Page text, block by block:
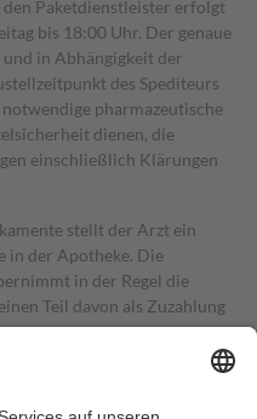
den Paketdienstleister erfolgt
bis 18:00 Uhr. Der genaue
in Abhängigkeit der
des Spediteurs
pharmazeutische
dienen, die
einschließlich Klärungen
stellt der Arzt ein
in der Apotheke. Die
in der Regel die
Teil davon als Zuzahlung
in Höhe von zehn
nie mehr als die tatsächlichen